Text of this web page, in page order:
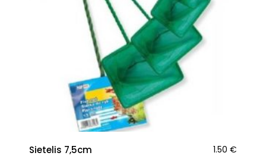
Sietelis 7,5cm 1.50 €